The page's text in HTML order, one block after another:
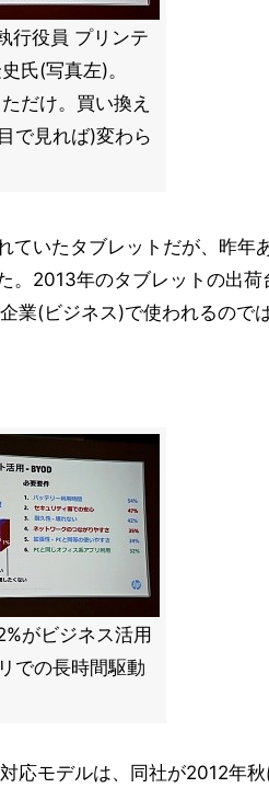
行役員 プリンテ
氏(写真左)。
だけ。買い換え
で見れば)変わら
ていたタブレットだが、昨年
。2013年のタブレットの出
業(ビジネス)で使われるので
がビジネス活用
での長時間駆動
応モデルは、同社が2012年秋